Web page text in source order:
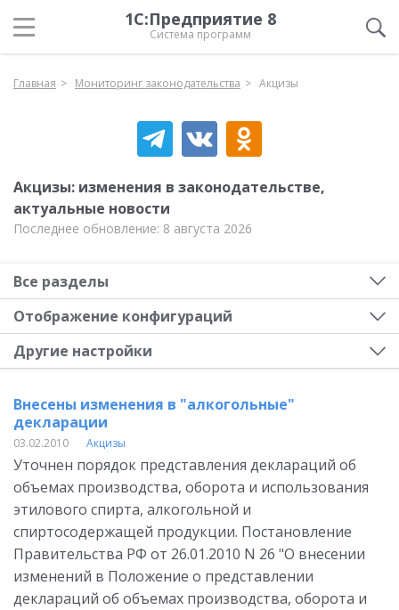
1С:Предприятие 8
Система программ
Главная Мониторинг законодательства Акцизы
Акцизы: изменения в законодательстве,
актуальные новости
Последнее обновление: 8 августа 2026
Внесены изменения в "алкогольные"
декларации
03.02.2010 Акцизы
Уточнен порядок представления деклараций об
объемах производства, оборота и использования
этилового спирта, алкогольной и
спиртосодержащей продукции. Постановление
Правительства РФ от 26.01.2010 N 26 "О внесении
изменений в Положение о представлении
деклараций об объемах производства, оборота и
Все разделы
Отображение конфигураций
Другие настройки